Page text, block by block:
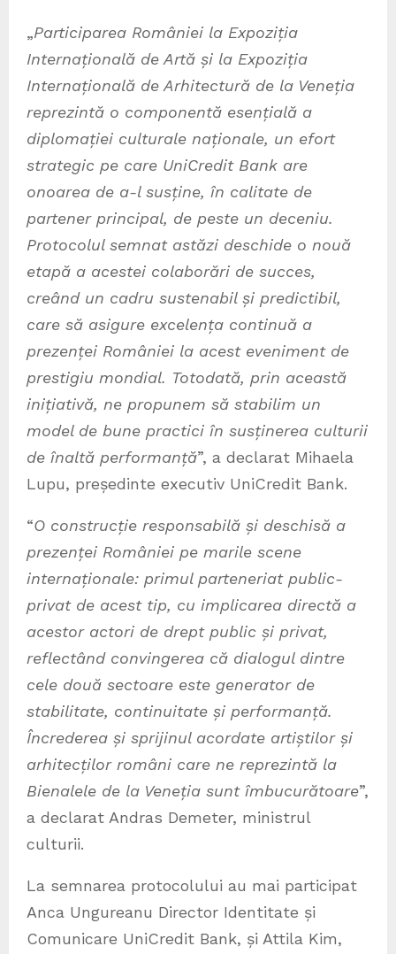
„Participarea României la Expoziția
Internațională de Artă și la Expoziția
Internațională de Arhitectură de la Veneția
reprezintă o componentă esențială a
diplomației culturale naționale, un efort
strategic pe care UniCredit Bank are
onoarea de a-l susține, în calitate de
partener principal, de peste un deceniu.
Protocolul semnat astăzi deschide o nouă
etapă a acestei colaborări de succes,
creând un cadru sustenabil și predictibil,
care să asigure excelența continuă a
prezenței României la acest eveniment de
prestigiu mondial. Totodată, prin această
inițiativă, ne propunem să stabilim un
model de bune practici în susținerea culturii
de înaltă performanță”, a declarat Mihaela
Lupu, președinte executiv UniCredit Bank.
“O construcție responsabilă și deschisă a
prezenței României pe marile scene
internaționale: primul parteneriat public-
privat de acest tip, cu implicarea directă a
acestor actori de drept public și privat,
reflectând convingerea că dialogul dintre
cele două sectoare este generator de
stabilitate, continuitate și performanță.
Încrederea și sprijinul acordate artiștilor și
arhitecților români care ne reprezintă la
Bienalele de la Veneția sunt îmbucurătoare”,
a declarat Andras Demeter, ministrul
culturii.
La semnarea protocolului au mai participat
Anca Ungureanu Director Identitate și
Comunicare UniCredit Bank, și Attila Kim,